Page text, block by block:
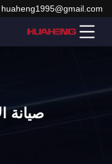
huaheng1995@gmail.com
صيانة